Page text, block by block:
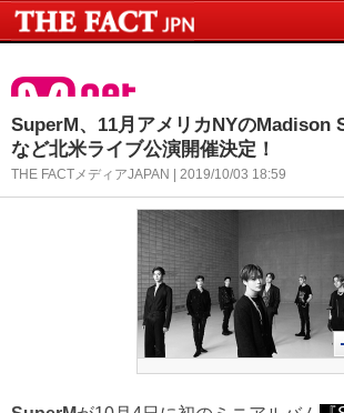
SuperM、11月アメリカNYのMadison
など北米ライブ公演開催決定！
THE FACTメディアJAPAN | 2019/10/03 18:59